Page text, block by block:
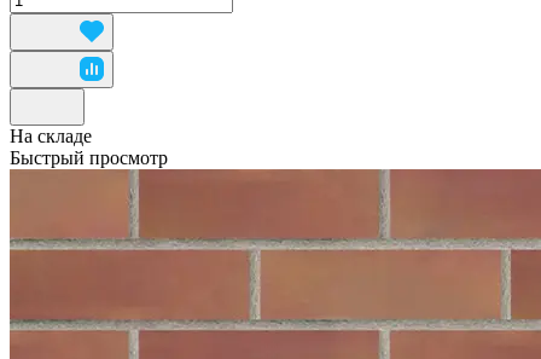
На складе
Быстрый просмотр